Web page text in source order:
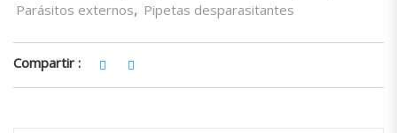
Parásitos externos, Pipetas desparasitantes
Compartir :